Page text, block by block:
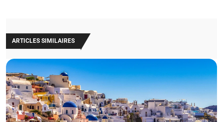
ARTICLES SIMILAIRES